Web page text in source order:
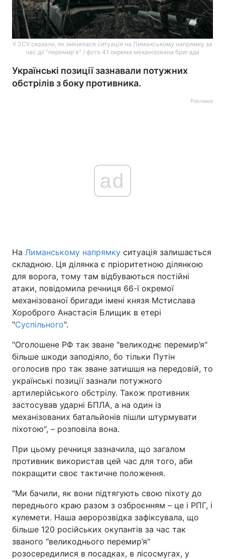
У ЗСУ сказали, як змінилася ситуація на Лиманському напрямку за
час дії "перемирʼя" / фото 41 окрема механізована бригада
Українські позиції зазнавали потужних
обстрілів з боку противника.
Реклама
ad
На Лиманському напрямку ситуація залишається
складною. Ця ділянка є пріоритетною ділянкою
для ворога, тому там відбуваються постійні
атаки, повідомила речниця 66-ї окремої
механізованої бригади імені князя Мстислава
Хороброго Анастасія Блищик в етері
"Суспільного".
"Оголошене РФ так зване "великоднє перемир’я"
більше шкоди заподіяло, бо тільки Путін
оголосив про так зване затишшя на передовій, то
українські позиції зазнали потужного
артилерійського обстрілу. Також противник
застосував ударні БПЛА, а на один із
механізованих батальйонів пішли штурмувати
піхотою", – розповіла вона.
При цьому речниця зазначила, що загалом
противник використав цей час для того, аби
покращити своє тактичне положення.
"Ми бачили, як вони підтягують свою піхоту до
переднього краю разом з озброєнням – це і РПГ, і
кулемети. Наша аеророзвідка зафіксувала, що
більше 120 російських окупантів за час так
званого "великоднього перемир’я"
розосередилися в посадках, в лісосмугах, у